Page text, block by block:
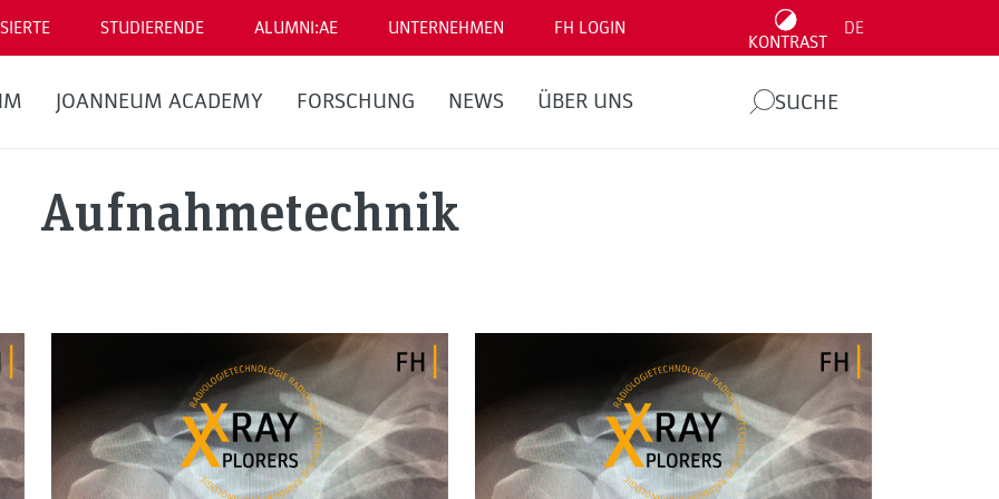
STUDIERENDE ALUMNI:AE UNTERNEHMEN FH LOGIN
KONTRAST
DE
JOANNEUM ACADEMY FORSCHUNG NEWS ÜBER UNS SUCHE
Aufnahmetechnik